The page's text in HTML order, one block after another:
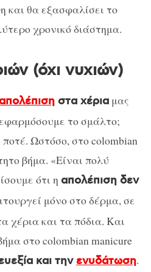
και θα εξασφαλίσει το
χρονικό διάστημα.
(όχι νυχιών)
στα χέρια μας
το σμάλτο;
Ωστόσο, στο colombian
βήμα. «Είναι πολύ
ότι η απολέπιση δεν
μόνο στο δέρμα, σε
χέρια και τα πόδια. Και
στο colombian manicure
και την ενυδάτωση.